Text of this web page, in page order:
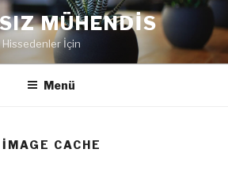
MÜHENDIS
İçin
Menü
IMAGE CACHE